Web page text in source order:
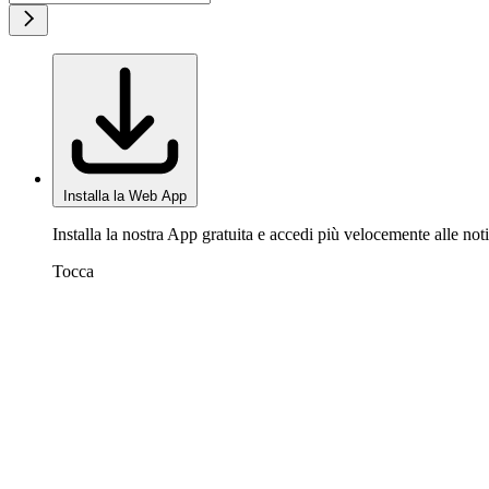
Installa la Web App
Installa la nostra App gratuita e accedi più velocemente alle
Tocca